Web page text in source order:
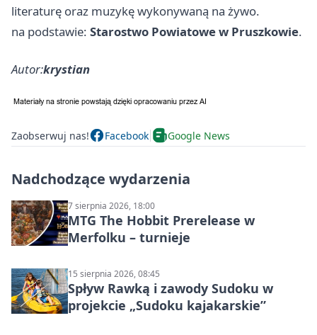
literaturę oraz muzykę wykonywaną na żywo.
na podstawie: Starostwo Powiatowe w Pruszkowie.
Autor:krystian
Zaobserwuj nas! Facebook Google News
Nadchodzące wydarzenia
7 sierpnia 2026, 18:00
MTG The Hobbit Prerelease w
Merfolku – turnieje
15 sierpnia 2026, 08:45
Spływ Rawką i zawody Sudoku w
projekcie „Sudoku kajakarskie”